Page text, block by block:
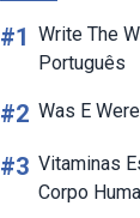
#1 Write The
Português
#2 Was E
#3 Vitaminas
Corpo